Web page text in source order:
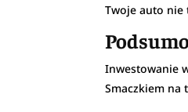
Twoje auto nie
Inwestowanie
Smaczkiem